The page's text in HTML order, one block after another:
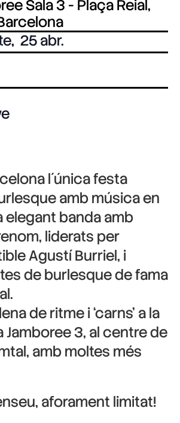
Sala 3 - Plaça Reial,
, 25 abr.
l´única festa
amb música en
elegant banda amb
liderats per
Agustí Burriel, i
de burlesque de fama
de ritme i ‘carns’ a la
Jamboree 3, al centre de
amb moltes més
aforament limitat!